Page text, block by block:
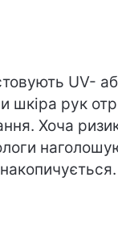
UV-
шкіра рук
Хоча